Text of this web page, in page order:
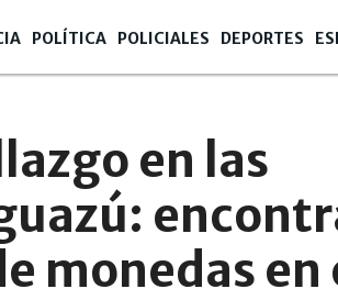
POLÍTICA POLICIALES DEPORTES
en las
monedas en